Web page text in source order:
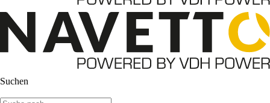
Suchen